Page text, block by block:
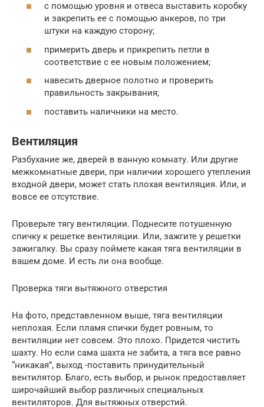
с помощью уровня и отвеса выставить коробку
и закрепить ее с помощью анкеров, по три
штуки на каждую сторону;
примерить дверь и прикрепить петли в
соответствие с ее новым положением;
навесить дверное полотно и проверить
правильность закрывания;
поставить наличники на место.
Вентиляция
Разбухание же, дверей в ванную комнату. Или другие
межкомнатные двери, при наличии хорошего утепления
входной двери, может стать плохая вентиляция. Или, и
вовсе ее отсутствие.
Проверьте тягу вентиляции. Поднесите потушенную
спичку к решетке вентиляции. Или, зажгите у решетки
зажигалку. Вы сразу поймете какая тяга вентиляции в
вашем доме. И есть ли она вообще.
Проверка тяги вытяжного отверстия
На фото, представленном выше, тяга вентиляции
неплохая. Если пламя спички будет ровным, то
вентиляции нет совсем. Это плохо. Придется чистить
шахту. Но если сама шахта не забита, а тяга все равно
“никакая”, выход -поставить принудительный
вентилятор. Благо, есть выбор, и рынок предоставляет
широчайший выбор различных специальных
вентиляторов. Для вытяжных отверстий.